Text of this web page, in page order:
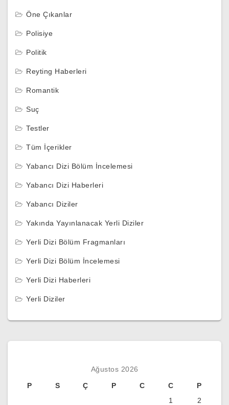
Öne Çıkanlar
Polisiye
Politik
Reyting Haberleri
Romantik
Suç
Testler
Tüm İçerikler
Yabancı Dizi Bölüm İncelemesi
Yabancı Dizi Haberleri
Yabancı Diziler
Yakında Yayınlanacak Yerli Diziler
Yerli Dizi Bölüm Fragmanları
Yerli Dizi Bölüm İncelemesi
Yerli Dizi Haberleri
Yerli Diziler
Ağustos 2026
P
S Ç P C C
P
1
2